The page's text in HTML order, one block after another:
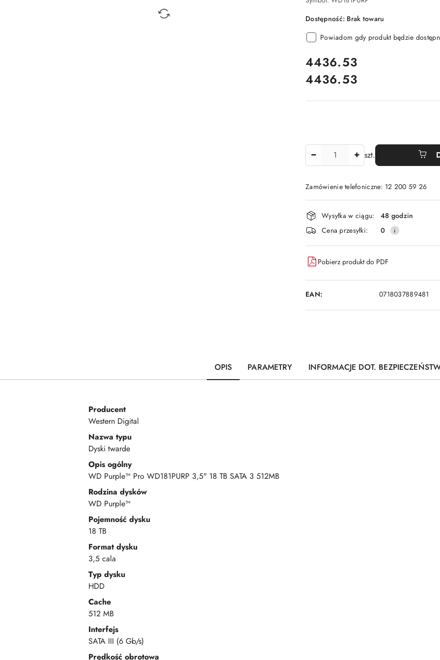
Dostępność: Brak towaru
Powiadom gdy produkt będzie
cena:
4436.53
Cena:
4436.53
szt.
Zamówienie telefoniczne: 12 200 59 26
Dostępność
i
dostawa
Wysyłka w ciągu:
48 godzin
Cena przesyłki:
0
Pobierz produkt do PDF
EAN: 0718037889481
OPIS PARAMETRY INFORMACJE DOT.
Producent
Western Digital
Nazwa typu
Dyski twarde
Opis ogólny
WD Purple™ Pro WD181PURP 3,5" 18 TB SATA 3 512MB
Rodzina dysków
WD Purple™
Pojemność dysku
18 TB
Format dysku
3,5 cala
Typ dysku
HDD
Cache
512 MB
Interfejs
SATA III (6 Gb/s)
Prędkość obrotowa